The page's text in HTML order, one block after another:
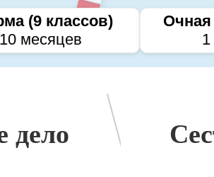
(9 классов)
месяцев
Очная
дело